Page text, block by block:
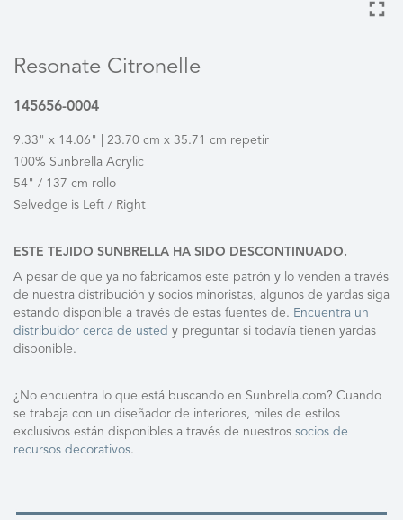
Resonate Citronelle
145656-0004
9.33" x 14.06" | 23.70 cm x 35.71 cm repetir
100% Sunbrella Acrylic
54" / 137 cm rollo
Selvedge is Left / Right
ESTE TEJIDO SUNBRELLA HA SIDO DESCONTINUADO.
A pesar de que ya no fabricamos este patrón y lo venden a través
de nuestra distribución y socios minoristas, algunos de yardas siga
estando disponible a través de estas fuentes de. Encuentra un
distribuidor cerca de usted y preguntar si todavía tienen yardas
disponible.
¿No encuentra lo que está buscando en Sunbrella.com? Cuando
se trabaja con un diseñador de interiores, miles de estilos
exclusivos están disponibles a través de nuestros socios de
recursos decorativos.